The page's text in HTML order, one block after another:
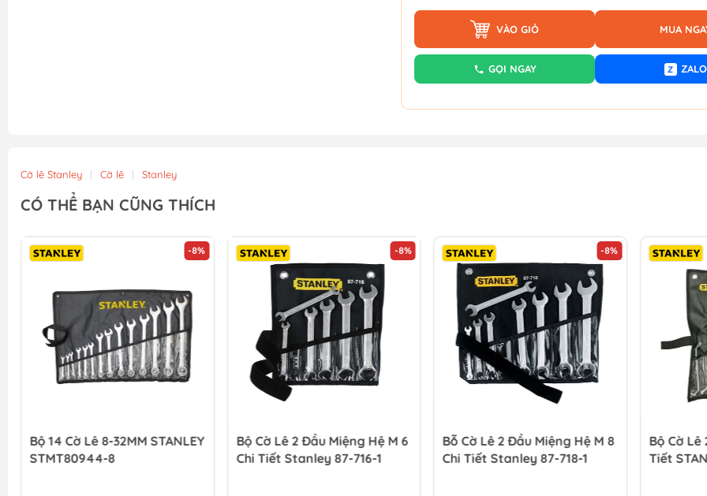
VÀO GIỎ MUA
GỌI NGAY Z ZALO
Cờ lê Stanley | Cờ lê | Stanley
CÓ THỂ BẠN CŨNG THÍCH
-8%
Bộ 14 Cờ Lê 8-32MM STANLEY
STMT80944-8
-8%
Bộ Cờ Lê 2 Đầu Miệng Hệ M 6
Chi Tiết Stanley 87-716-1
-8%
Bỗ Cờ Lê 2 Đầu Miệng Hệ M 8
Chi Tiết Stanley 87-718-1
Bộ Cờ Lê
Tiết